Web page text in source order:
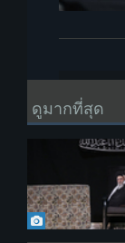
ดูมากที่สุด